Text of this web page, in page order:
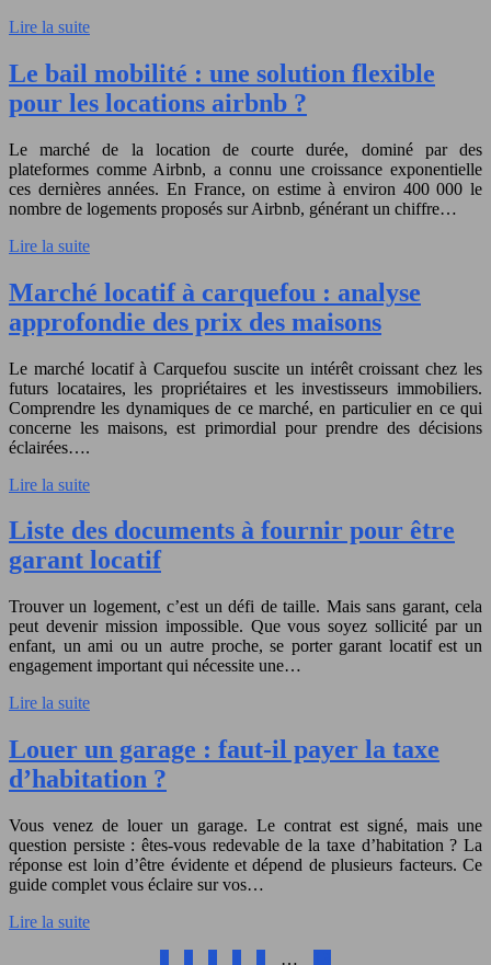
Lire la suite
Le bail mobilité : une solution flexible
pour les locations airbnb ?
Le marché de la location de courte durée, dominé par des
plateformes comme Airbnb, a connu une croissance exponentielle
ces dernières années. En France, on estime à environ 400 000 le
nombre de logements proposés sur Airbnb, générant un chiffre…
Lire la suite
Marché locatif à carquefou : analyse
approfondie des prix des maisons
Le marché locatif à Carquefou suscite un intérêt croissant chez les
futurs locataires, les propriétaires et les investisseurs immobiliers.
Comprendre les dynamiques de ce marché, en particulier en ce qui
concerne les maisons, est primordial pour prendre des décisions
éclairées….
Lire la suite
Liste des documents à fournir pour être
garant locatif
Trouver un logement, c’est un défi de taille. Mais sans garant, cela
peut devenir mission impossible. Que vous soyez sollicité par un
enfant, un ami ou un autre proche, se porter garant locatif est un
engagement important qui nécessite une…
Lire la suite
Louer un garage : faut-il payer la taxe
d’habitation ?
Vous venez de louer un garage. Le contrat est signé, mais une
question persiste : êtes-vous redevable de la taxe d’habitation ? La
réponse est loin d’être évidente et dépend de plusieurs facteurs. Ce
guide complet vous éclaire sur vos…
Lire la suite
…